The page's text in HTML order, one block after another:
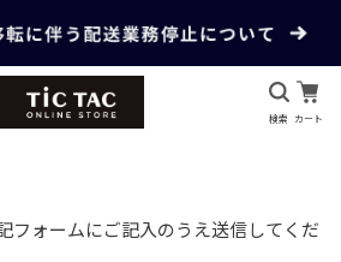
検索 カート
フォームにご記入のうえ送信してくだ